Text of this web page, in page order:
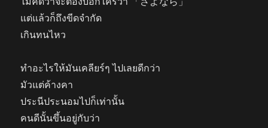
แต่แล้วก็ถึงขีดจำกัด
เกินทนไหว
ทำอะไรให้มันเคลียร์ๆ ไปเลยดีกว่า
มัวแต่ค้างคา
ประนีประนอมไปก็เท่านั้น
คนดีนั้นขึ้นอยู่กับว่า